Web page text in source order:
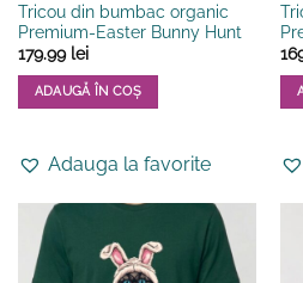
Tricou din bumbac organic
Premium-Easter Bunny Hunt
179.99 lei
ADAUGĂ ÎN COȘ
are
multe
variații.
Opțiunile
Adauga la favorite
are